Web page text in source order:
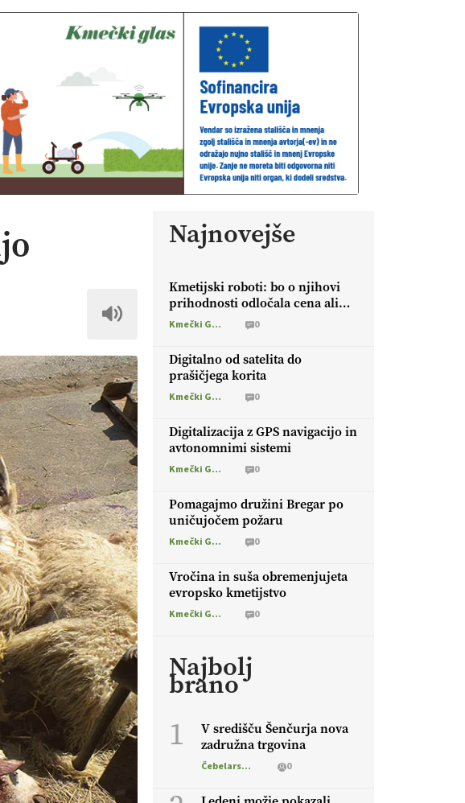
Najnovejše
Kmetijski roboti: bo o njihovi
prihodnosti odločala cena ali
prednosti za kmetijo?
Kmečki Glas 0
Digitalno od satelita do
prašičjega korita
Kmečki Glas 0
Digitalizacija z GPS navigacijo in
avtonomnimi sistemi
Kmečki Glas 0
Pomagajmo družini Bregar po
uničujočem požaru
Kmečki Glas 0
Vročina in suša obremenjujeta
evropsko kmetijstvo
Kmečki Glas 0
Najbolj
brano
1
V središču Šenčurja nova
zadružna trgovina
Čebelarstvo 0